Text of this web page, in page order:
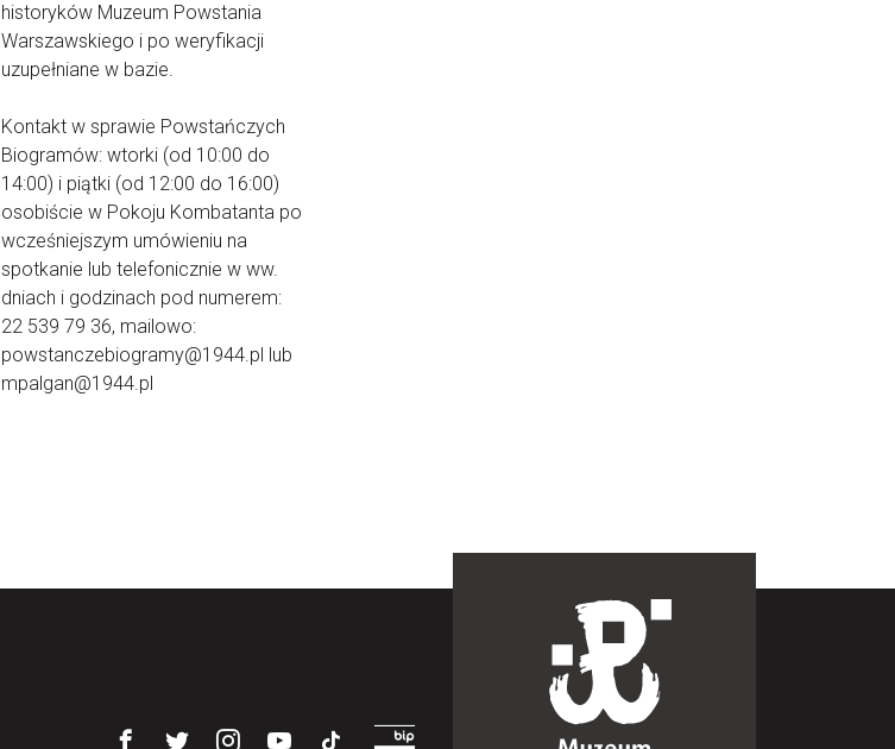
historyków Muzeum Powstania
Warszawskiego i po weryfikacji
uzupełniane w bazie.
Kontakt w sprawie Powstańczych
Biogramów: wtorki (od 10:00 do
14:00) i piątki (od 12:00 do 16:00)
osobiście w Pokoju Kombatanta po
wcześniejszym umówieniu na
spotkanie lub telefonicznie w ww.
dniach i godzinach pod numerem:
22 539 79 36, mailowo:
powstanczebiogramy@1944.pl lub
mpalgan@1944.pl